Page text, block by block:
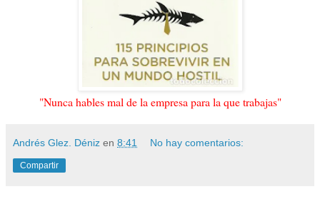
"Nunca hables mal de la empresa para la que trabajas"
Andrés Glez. Déniz en 8:41 No hay comentarios:
Compartir